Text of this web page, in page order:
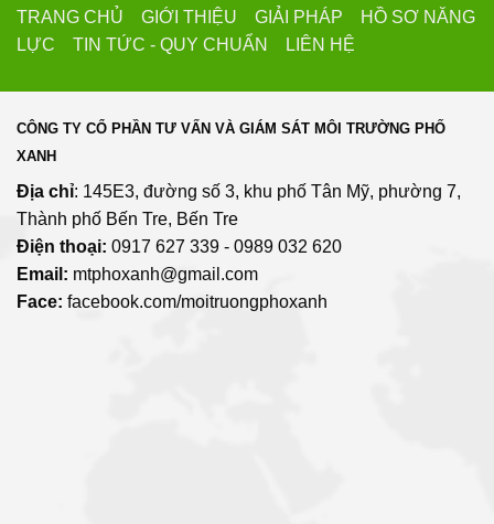
TRANG CHỦ GIỚI THIỆU GIẢI PHÁP HỒ SƠ NĂNG
LỰC TIN TỨC - QUY CHUẨN LIÊN HỆ
CÔNG TY CỔ PHẦN TƯ VẤN VÀ GIÁM SÁT MÔI TRƯỜNG PHỐ
XANH
Địa chỉ: 145E3, đường số 3, khu phố Tân Mỹ, phường 7,
Thành phố Bến Tre, Bến Tre
Điện thoại: 0917 627 339 - 0989 032 620
Email: mtphoxanh@gmail.com
Face: facebook.com/moitruongphoxanh